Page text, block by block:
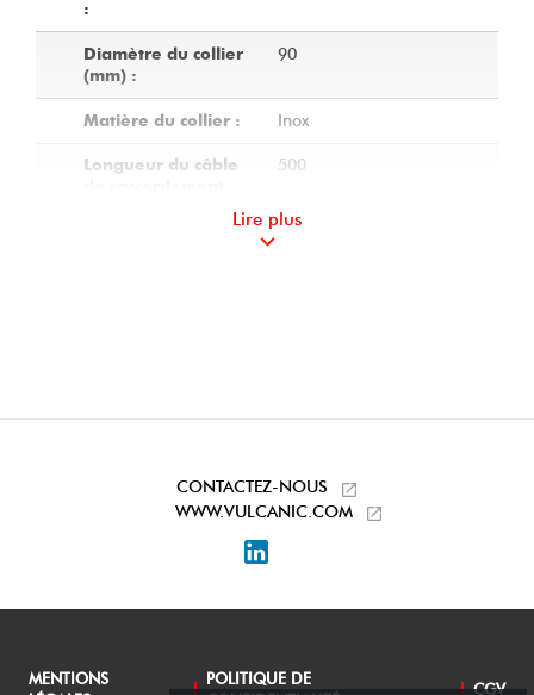
:
Diamètre du collier
(mm) :
90
Matière du collier : Inox
Longueur du câble
500
Lire plus
CONTACTEZ-NOUS
WWW.VULCANIC.COM
MENTIONS
POLITIQUE DE
CGV